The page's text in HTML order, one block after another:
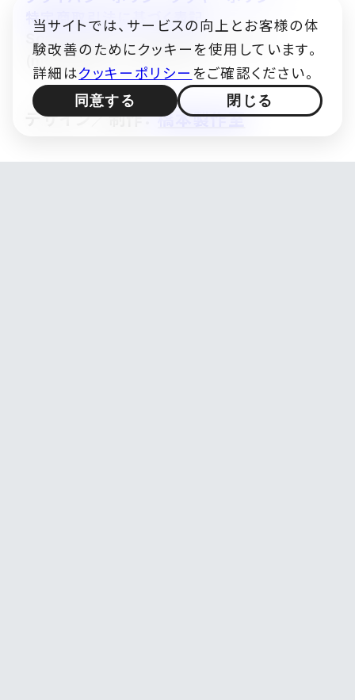
特定商取引法に基づく表記
Some images ©
Audrius Urbonas
(modified) — CC BY 4.0
デザイン／制作： 橋本製作室
当サイトでは、サービスの向上とお客様の体
験改善のためにクッキーを使用しています。
詳細はクッキーポリシー をご確認ください。
同意する 閉じる